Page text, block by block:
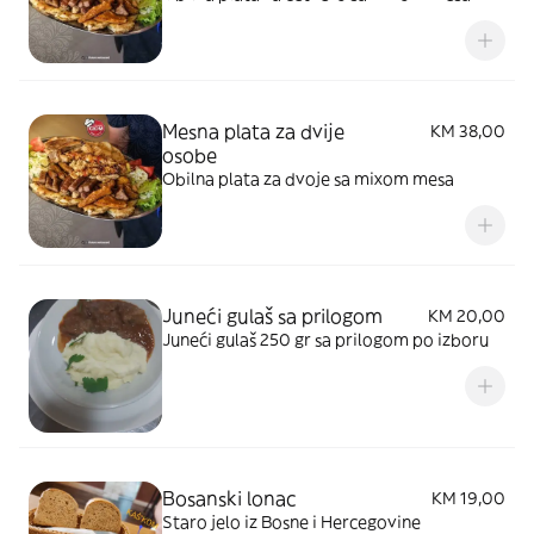
Mesna plata za dvije
osobe
KM 38,00
Obilna plata za dvoje sa mixom mesa
Juneći gulaš sa prilogom
KM 20,00
Juneći gulaš 250 gr sa prilogom po izboru
Bosanski lonac
KM 19,00
Staro jelo iz Bosne i Hercegovine